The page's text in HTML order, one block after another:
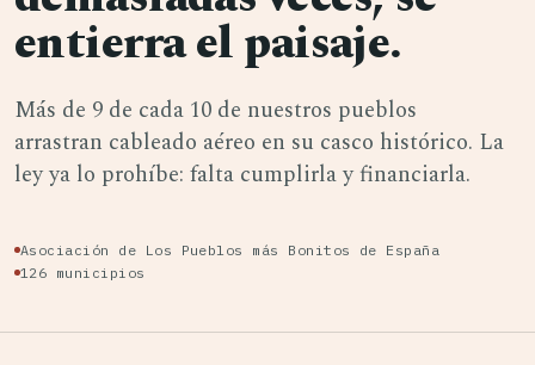
entierra el paisaje.
Más de 9 de cada 10 de nuestros pueblos
arrastran cableado aéreo en su casco histórico. La
ley ya lo prohíbe: falta cumplirla y financiarla.
Asociación de Los Pueblos más Bonitos de España
126 municipios